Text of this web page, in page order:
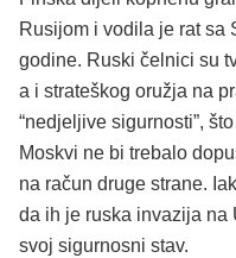
Rusijom i vodila je rat sa
godine. Ruski čelnici su
a i strateškog oružja na
“nedjeljive sigurnosti”,
Moskvi ne bi trebalo
na račun druge strane.
da ih je ruska invazija na
svoj sigurnosni stav.